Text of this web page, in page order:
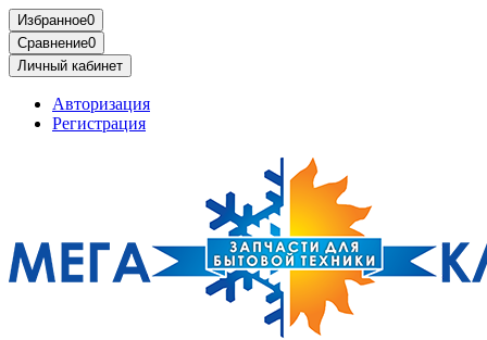
Избранное0
Сравнение0
Личный кабинет
Авторизация
Регистрация